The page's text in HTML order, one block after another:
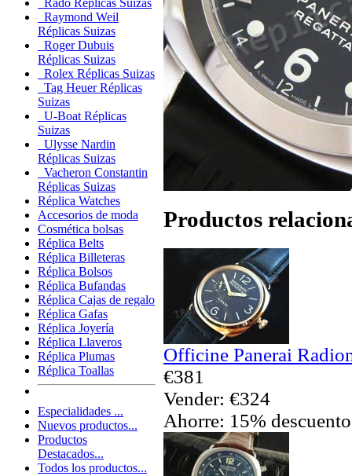
Rado Réplicas Suizas
Raymond Weil
Réplicas Suizas
Roger Dubuis
Réplicas Suizas
Rolex Réplicas Suizas
Tag Heuer Réplicas
Suizas
U-Boat Réplicas
Suizas
Ulysse Nardin
Réplicas Suizas
Vacheron Constantin
Réplicas Suizas
Réplica Watches
Accesorios de moda
Cosmética bolsas
Réplica Belts
Réplica Billeteras
Réplica Bolsos
Réplica Bufandas
Réplica Cajas de regalo
Réplica Gafas
Réplica Joyería
Réplica Llaveros
Réplica Plumas
Réplica Toallas
Especialidades ...
Nuevos productos...
Productos
Destacados...
Todos los productos...
Productos
Officine Panerai
€381
Vender: €324
Ahorre: 15% descuento